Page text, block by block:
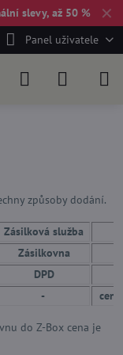
✕
slevy, až 50 %
Panel uživatele
způsoby dodání.
Zásilková služba
Zásilkovna
DPD
-
do Z-Box cena je